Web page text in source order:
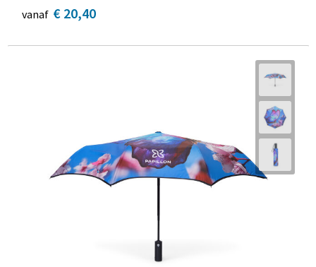
vanaf € 20,40